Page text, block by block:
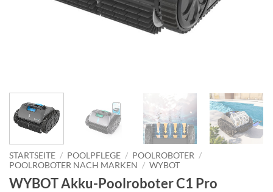
STARTSEITE / POOLPFLEGE / POOLROBOTER /
POOLROBOTER NACH MARKEN / WYBOT
WYBOT Akku-Poolroboter C1 Pro